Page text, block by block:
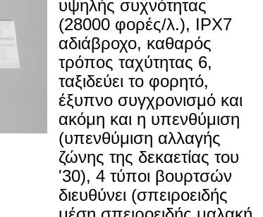
υψηλής συχνότητας
(28000 φορές/λ.), IPX7
αδιάβροχο, καθαρός
τρόπος ταχύτητας 6,
ταξιδεύει το φορητό,
έξυπνο συγχρονισμό και
ακόμη και η υπενθύμιση
(υπενθύμιση αλλαγής
ζώνης της δεκαετίας του
'30), 4 τύποι βουρτσών
διευθύνει (σπειροειδής